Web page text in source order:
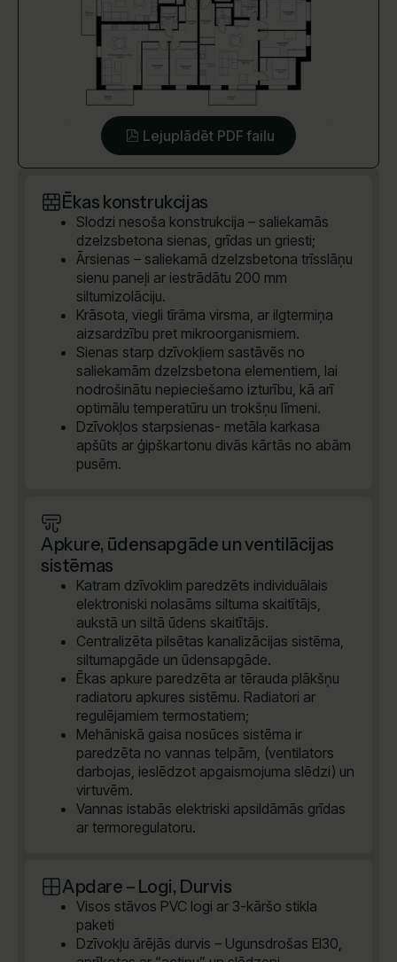
Lejuplādēt PDF failu
Ēkas konstrukcijas
Slodzi nesoša konstrukcija – saliekamās
dzelzsbetona sienas, grīdas un griesti;
Ārsienas – saliekamā dzelzsbetona trīsslāņu
sienu paneļi ar iestrādātu 200 mm
siltumizolāciju.
Krāsota, viegli tīrāma virsma, ar ilgtermiņa
aizsardzību pret mikroorganismiem.
Sienas starp dzīvokļiem sastāvēs no
saliekamām dzelzsbetona elementiem, lai
nodrošinātu nepieciešamo izturību, kā arī
optimālu temperatūru un trokšņu līmeni.
Dzīvokļos starpsienas- metāla karkasa
apšūts ar ģipškartonu divās kārtās no abām
pusēm.
Apkure, ūdensapgāde un ventilācijas
sistēmas
Katram dzīvoklim paredzēts individuālais
elektroniski nolasāms siltuma skaitītājs,
aukstā un siltā ūdens skaitītājs.
Centralizēta pilsētas kanalizācijas sistēma,
siltumapgāde un ūdensapgāde.
Ēkas apkure paredzēta ar tērauda plākšņu
radiatoru apkures sistēmu. Radiatori ar
regulējamiem termostatiem;
Mehāniskā gaisa nosūces sistēma ir
paredzēta no vannas telpām, (ventilators
darbojas, ieslēdzot apgaismojuma slēdzi) un
virtuvēm.
Vannas istabās elektriski apsildāmās grīdas
ar termoregulatoru.
Apdare – Logi, Durvis
Visos stāvos PVC logi ar 3-kāršo stikla
paketi
Dzīvokļu ārējās durvis – Ugunsdrošas EI30,